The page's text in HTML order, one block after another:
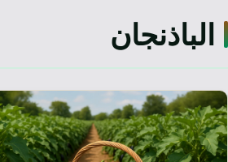
الباذنجان